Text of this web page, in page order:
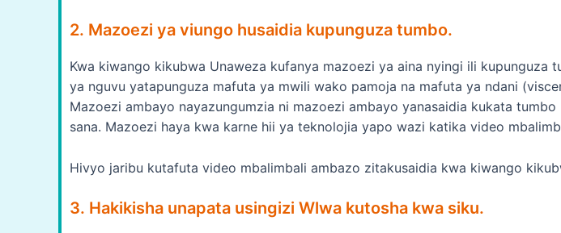
2. Mazoezi ya viungo husaidia kupunguza tumbo.
Kwa kiwango kikubwa Unaweza kufanya mazoezi ya aina nyingi ili kupunguza
ya nguvu yatapunguza mafuta ya mwili wako pamoja na mafuta ya ndani
Mazoezi ambayo nayazungumzia ni mazoezi ambayo yanasaidia kukata
sana. Mazoezi haya kwa karne hii ya teknolojia yapo wazi katika video
Hivyo jaribu kutafuta video mbalimbali ambazo zitakusaidia kwa kiwango
3. Hakikisha unapata usingizi Wlwa kutosha kwa siku.